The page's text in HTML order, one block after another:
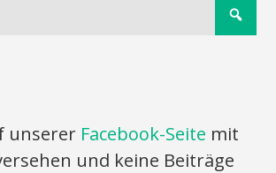
unserer Facebook-Seite mit
und keine Beiträge